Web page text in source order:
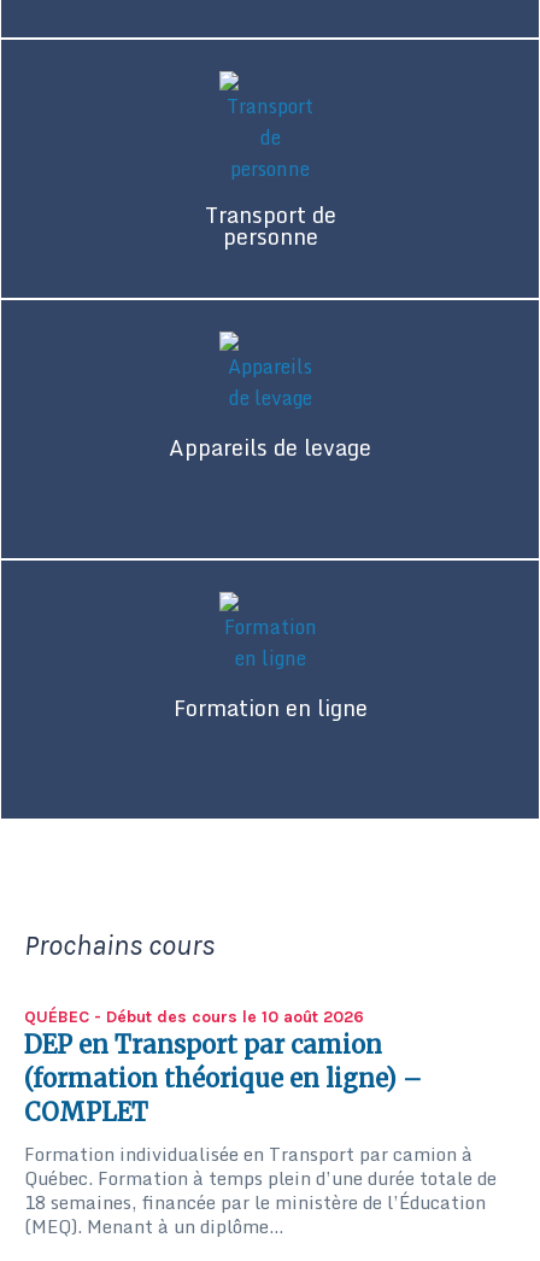
Transport de
personne
Appareils de levage
Formation en ligne
Prochains cours
QUÉBEC - Début des cours le 10 août 2026
DEP en Transport par camion
(formation théorique en ligne) –
COMPLET
Formation individualisée en Transport par camion à
Québec. Formation à temps plein d’une durée totale de
18 semaines, financée par le ministère de l’Éducation
(MEQ). Menant à un diplôme...